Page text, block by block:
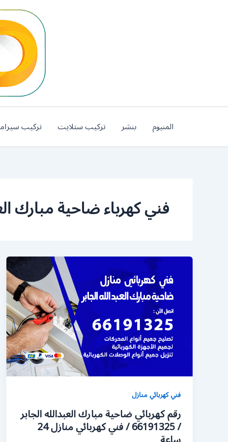
المنيوم بنشر تركيب ستلايت تركيب
فني كهرباء ضاحية مبارك
فني كهربائي منازل
رقم كهربائي ضاحية مبارك العبدالله الجابر
/ 66191325 / فني كهربائي منازل 24